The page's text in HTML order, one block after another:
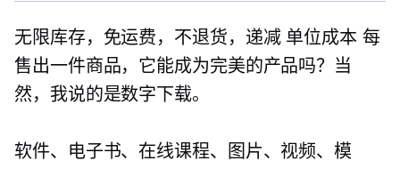
无限库存，免运费，不退货，递减 单位成本 每
售出一件商品，它能成为完美的产品吗？当
然，我说的是数字下载。
软件、电子书、在线课程、图片、视频、模